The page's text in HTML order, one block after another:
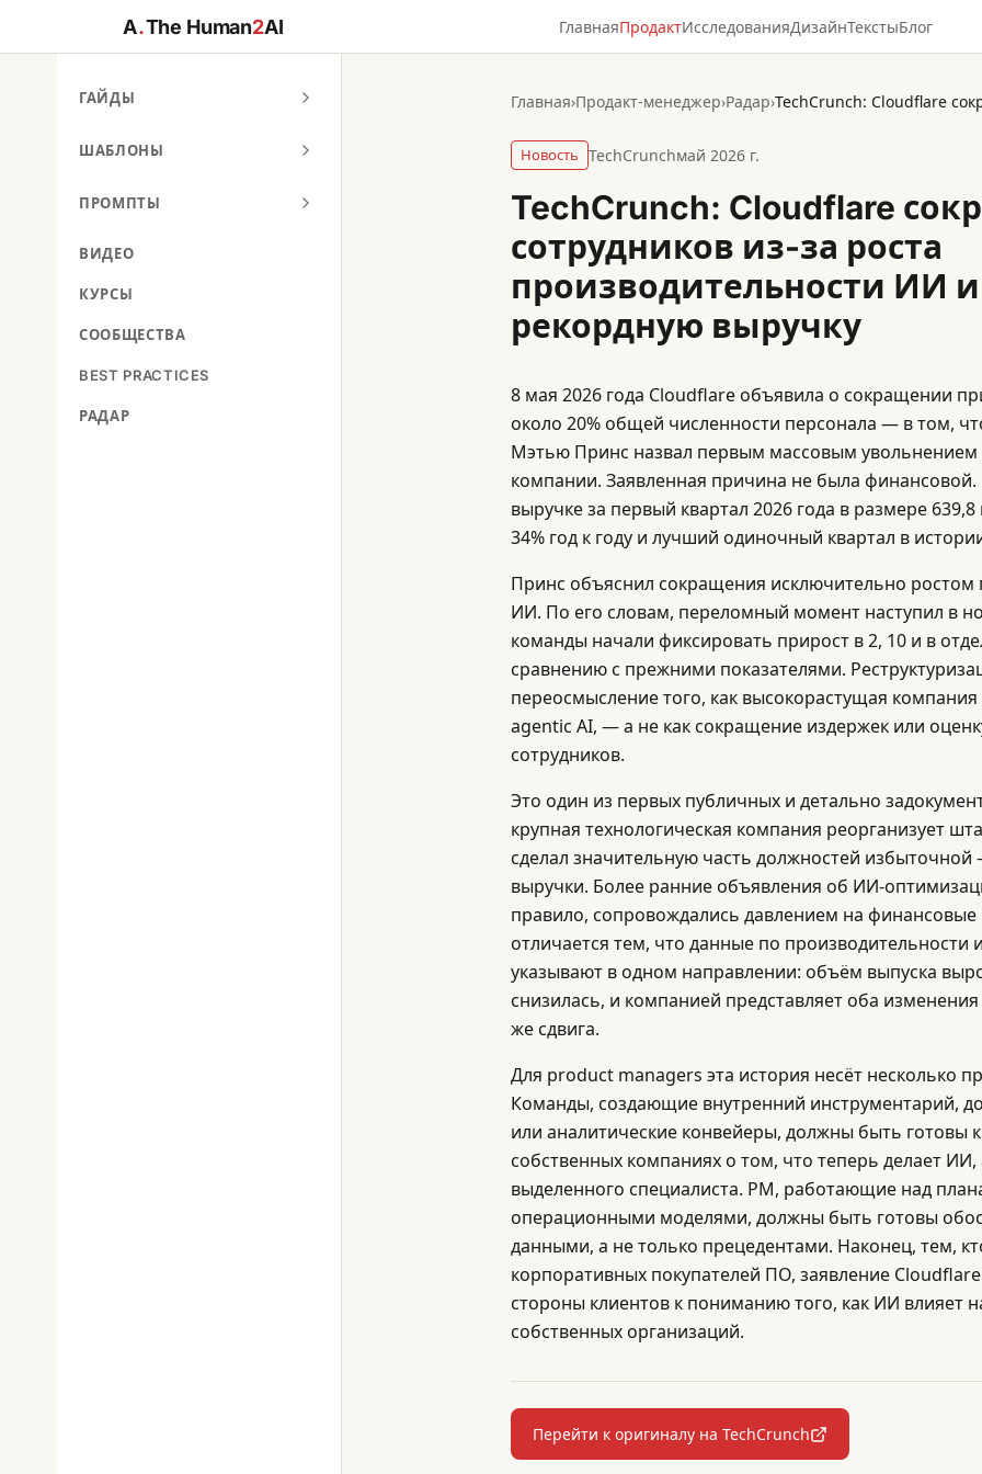
A.The Human2AI ГлавнаяПродактИсследованияДизайнТекстыБлог
ГАЙДЫ
ШАБЛОНЫ
ПРОМПТЫ
ВИДЕО
КУРСЫ
СООБЩЕСТВА
BEST PRACTICES
РАДАР
Главная›Продакт-менеджер›Радар›
Новость TechCrunchмай 2026 г.
TechCrunch: Cloudflare
сотрудников из-за роста
производительности ИИ
рекордную выручку
8 мая 2026 года Cloudflare объявила о сокращении
около 20% общей численности персонала — в том,
Мэтью Принс назвал первым массовым
компании. Заявленная причина не была
выручке за первый квартал 2026 года в размере
34% год к году и лучший одиночный квартал в
Принс объяснил сокращения исключительно ростом
ИИ. По его словам, переломный момент наступил в
команды начали фиксировать прирост в 2, 10 и в
сравнению с прежними показателями.
переосмысление того, как высокорастущая компания
agentic AI, — а не как сокращение издержек или
сотрудников.
Это один из первых публичных и детально
крупная технологическая компания реорганизует
сделал значительную часть должностей
выручки. Более ранние объявления об ИИ-
правило, сопровождались давлением на финансовые
отличается тем, что данные по производительности
указывают в одном направлении: объём выпуска
снизилась, и компанией представляет оба изменения
же сдвига.
Для product managers эта история несёт несколько
Команды, создающие внутренний инструментарий,
или аналитические конвейеры, должны быть готовы
собственных компаниях о том, что теперь делает
выделенного специалиста. PM, работающие над
операционными моделями, должны быть готовы
данными, а не только прецедентами. Наконец, тем,
корпоративных покупателей ПО, заявление
стороны клиентов к пониманию того, как ИИ влияет
собственных организаций.
Перейти к оригиналу на TechCrunch